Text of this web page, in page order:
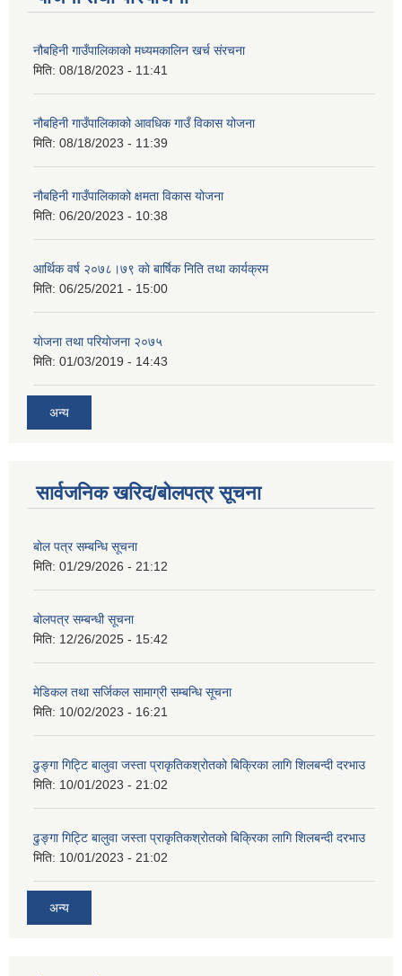
नौबहिनी गाउँपालिकाको मध्यमकालिन खर्च संरचना
मिति: 08/18/2023 - 11:41
नौबहिनी गाउँपालिकाको आवधिक गाउँ विकास योजना
मिति: 08/18/2023 - 11:39
नौबहिनी गाउँपालिकाको क्षमता विकास योजना
मिति: 06/20/2023 - 10:38
आर्थिक वर्ष २०७८।७९ काे बार्षिक निति तथा कार्यक्रम
मिति: 06/25/2021 - 15:00
याेजना तथा परियाेजना २०७५
मिति: 01/03/2019 - 14:43
अन्य
सार्वजनिक खरिद/बोलपत्र सूचना
बोल पत्र सम्बन्धि सूचना
मिति: 01/29/2026 - 21:12
बोलपत्र सम्बन्धी सूचना
मिति: 12/26/2025 - 15:42
मेडिकल तथा सर्जिकल सामाग्री सम्बन्धि सूचना
मिति: 10/02/2023 - 16:21
ढुङ्गा गिट्टि बालुवा जस्ता प्राकृतिकश्रोतको बिक्रिका लागि शिलबन्दी दरभाउ
मिति: 10/01/2023 - 21:02
ढुङ्गा गिट्टि बालुवा जस्ता प्राकृतिकश्रोतको बिक्रिका लागि शिलबन्दी दरभाउ
मिति: 10/01/2023 - 21:02
अन्य